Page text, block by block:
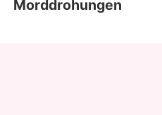
Morddrohungen